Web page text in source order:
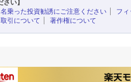
さい】
名乗った投資勧誘にご注意ください
フ
引について
著作権について